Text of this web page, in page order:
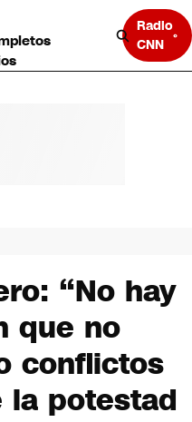
Radio
CNN
“No hay
que no
conflictos
la potestad